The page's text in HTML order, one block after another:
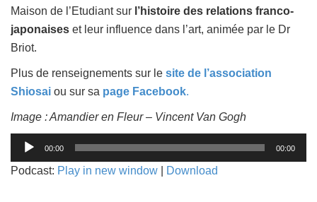
Maison de l’Etudiant sur l’histoire des relations franco-
japonaises et leur influence dans l’art, animée par le Dr
Briot.
Plus de renseignements sur le site de l’association
Shiosai ou sur sa page Facebook.
Image : Amandier en Fleur – Vincent Van Gogh
Lecteur
audio
00:00 00:00
Podcast: Play in new window Download